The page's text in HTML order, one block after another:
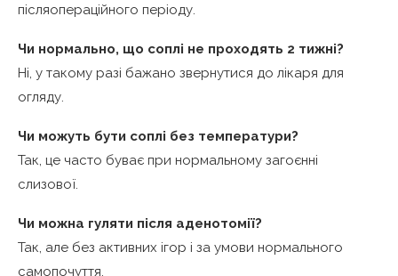
післяопераційного періоду.
Чи нормально, що соплі не проходять 2 тижні?
Ні, у такому разі бажано звернутися до лікаря для
огляду.
Чи можуть бути соплі без температури?
Так, це часто буває при нормальному загоєнні
слизової.
Чи можна гуляти після аденотомії?
Так, але без активних ігор і за умови нормального
самопочуття.